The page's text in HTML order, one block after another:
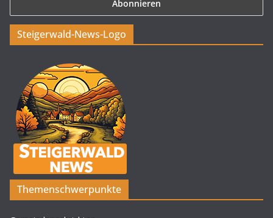
Steigerwald-News-Logo
Themenschwerpunkte